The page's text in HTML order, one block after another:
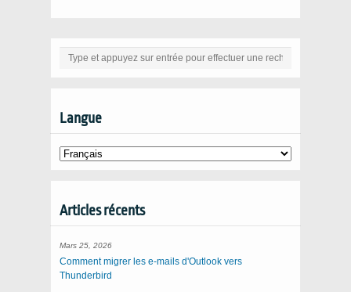
Langue
Articles récents
Mars 25, 2026
Comment migrer les e-mails d'Outlook vers
Thunderbird